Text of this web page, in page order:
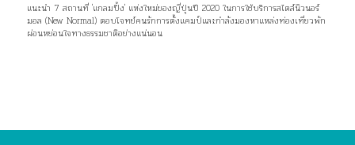
แนะนำ 7 สถานที่ 'แกลมปิ้ง' แห่งใหม่ของญี่ปุ่นปี 2020 ในการใช้บริการสไตล์นิวนอร์
มอล (New Normal) ตอบโจทย์คนรักการตั้งแคมป์และกำลังมองหาแหล่งท่องเที่ยวพัก
ผ่อนหย่อนใจทางธรรมชาติอย่างแน่นอน